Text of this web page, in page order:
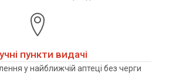
пункти видачі
у найближчій аптеці без черги